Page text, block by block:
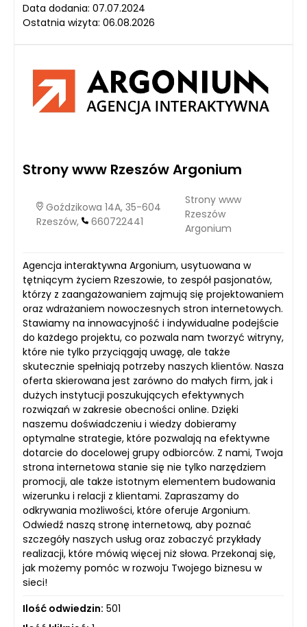
Data dodania: 07.07.2024
Ostatnia wizyta: 06.08.2026
Strony www Rzeszów Argonium
Goździkowa 14A, 35-604
Rzeszów,
660722441
Strony www
Rzeszów
Argonium
Agencja interaktywna Argonium, usytuowana w
tętniącym życiem Rzeszowie, to zespół pasjonatów,
którzy z zaangażowaniem zajmują się projektowaniem
oraz wdrażaniem nowoczesnych stron internetowych.
Stawiamy na innowacyjność i indywidualne podejście
do każdego projektu, co pozwala nam tworzyć witryny,
które nie tylko przyciągają uwagę, ale także
skutecznie spełniają potrzeby naszych klientów. Nasza
oferta skierowana jest zarówno do małych firm, jak i
dużych instytucji poszukujących efektywnych
rozwiązań w zakresie obecności online. Dzięki
naszemu doświadczeniu i wiedzy dobieramy
optymalne strategie, które pozwalają na efektywne
dotarcie do docelowej grupy odbiorców. Z nami, Twoja
strona internetowa stanie się nie tylko narzędziem
promocji, ale także istotnym elementem budowania
wizerunku i relacji z klientami. Zapraszamy do
odkrywania możliwości, które oferuje Argonium.
Odwiedź naszą stronę internetową, aby poznać
szczegóły naszych usług oraz zobaczyć przykłady
realizacji, które mówią więcej niż słowa. Przekonaj się,
jak możemy pomóc w rozwoju Twojego biznesu w
sieci!
Ilość odwiedzin: 501